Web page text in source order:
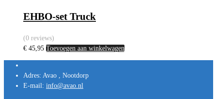
EHBO-set Truck
(0 reviews)
€ 45,95 Toevoegen aan winkelwagen
Adres: Avao , Nootdorp
E-mail: info@avao.nl